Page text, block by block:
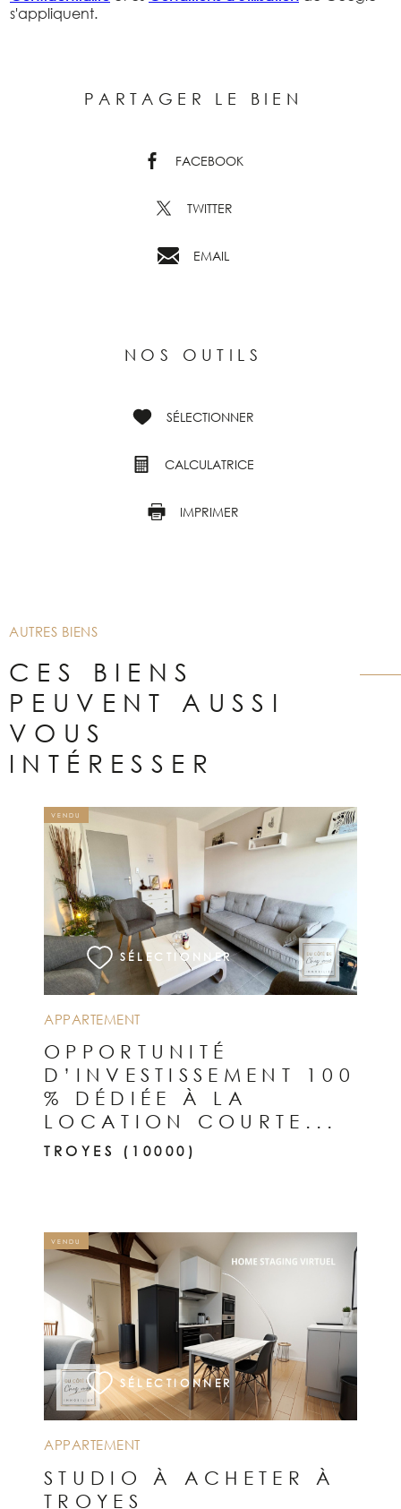
s'appliquent.
PARTAGER LE BIEN
FACEBOOK
TWITTER
EMAIL
NOS OUTILS
SÉLECTIONNER
CALCULATRICE
IMPRIMER
AUTRES BIENS
CES BIENS
PEUVENT AUSSI
VOUS
INTÉRESSER
APPARTEMENT
OPPORTUNITÉ
D’INVESTISSEMENT 100
% DÉDIÉE À LA
LOCATION COURTE...
TROYES (10000)
VENDU
SÉLECTIONNER
VOIR LE BIEN
APPARTEMENT
STUDIO À ACHETER À
TROYES
VENDU
SÉLECTIONNER
VOIR LE BIEN